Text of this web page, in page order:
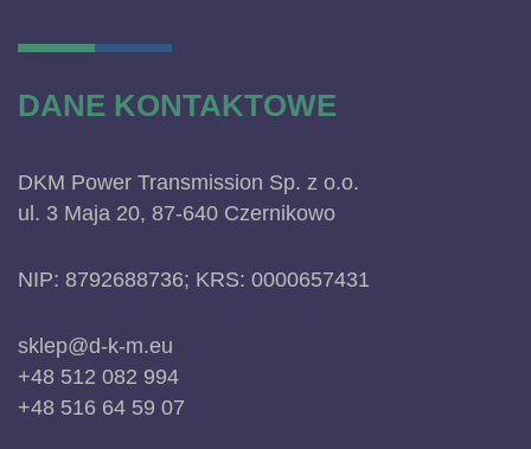
DANE KONTAKTOWE
DKM Power Transmission Sp. z o.o.
ul. 3 Maja 20, 87-640 Czernikowo
NIP: 8792688736; KRS: 0000657431
sklep@d-k-m.eu
+48 512 082 994
+48 516 64 59 07